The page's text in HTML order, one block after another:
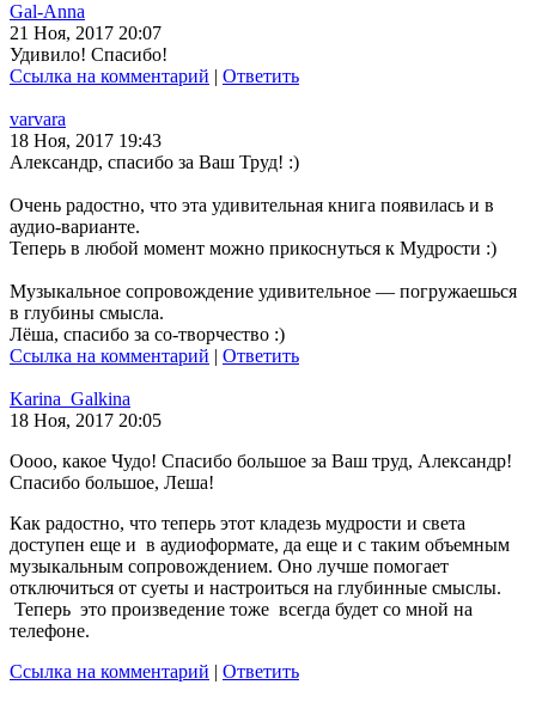
Gal-Anna
21 Ноя, 2017 20:07
Удивило! Спасибо!
Ссылка на комментарий | Ответить
varvara
18 Ноя, 2017 19:43
Александр, спасибо за Ваш Труд! :)
Очень радостно, что эта удивительная книга появилась и в
аудио-варианте.
Теперь в любой момент можно прикоснуться к Мудрости :)
Музыкальное сопровождение удивительное — погружаешься
в глубины смысла.
Лёша, спасибо за со-творчество :)
Ссылка на комментарий | Ответить
Karina_Galkina
18 Ноя, 2017 20:05
Оооо, какое Чудо! Спасибо большое за Ваш труд, Александр!
Спасибо большое, Леша!
Как радостно, что теперь этот кладезь мудрости и света
доступен еще и в аудиоформате, да еще и с таким объемным
музыкальным сопровождением. Оно лучше помогает
отключиться от суеты и настроиться на глубинные смыслы.
Теперь это произведение тоже всегда будет со мной на
телефоне.
Ссылка на комментарий | Ответить